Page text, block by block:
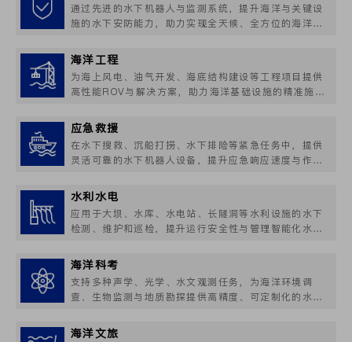
通过先进的水下机器人与监测系统，提升海洋与关键设
施的水下安防能力，助力实现全天候、全方位的海洋安
海洋工程
为海上风电、油气开发、海底结构建设等工程项目提供
高性能ROV与解决方案，助力海洋基础设施的精准施工
应急救援
在水下搜救、沉船打捞、水下排险等紧急任务中，提供
灵活可靠的水下机器人设备，提升应急响应速度与作业
水利水电
应用于大坝、水库、水电站、长隧洞等水利设施的水下
检测、维护和巡检，提升运行安全性与管理智能化水
海洋科考
支持多种声学、光学、水文观测任务，为海洋环境调
查、生物监测与地质勘探提供高精度、可定制化的水下
海洋文旅